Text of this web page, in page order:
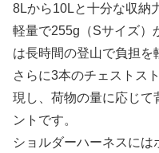
8Lから10Lと十分な収納
軽量で255g（Sサイズ）
は長時間の登山で負担を
さらに3本のチェストス
現し、荷物の量に応じて
ントです。
ショルダーハーネスに